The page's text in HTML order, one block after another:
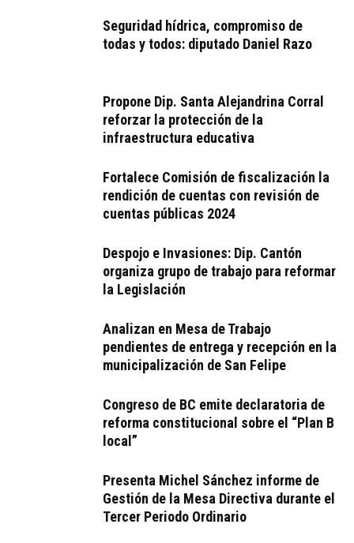
Seguridad hídrica, compromiso de
todas y todos: diputado Daniel Razo
Propone Dip. Santa Alejandrina Corral
reforzar la protección de la
infraestructura educativa
Fortalece Comisión de fiscalización la
rendición de cuentas con revisión de
cuentas públicas 2024
Despojo e Invasiones: Dip. Cantón
organiza grupo de trabajo para reformar
la Legislación
Analizan en Mesa de Trabajo
pendientes de entrega y recepción en la
municipalización de San Felipe
Congreso de BC emite declaratoria de
reforma constitucional sobre el “Plan B
local”
Presenta Michel Sánchez informe de
Gestión de la Mesa Directiva durante el
Tercer Periodo Ordinario